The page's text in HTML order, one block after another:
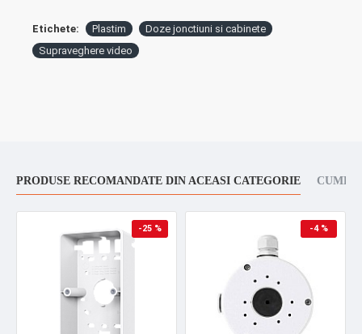
Etichete: Plastim
Doze jonctiuni si cabinete
Supraveghere video
PRODUSE RECOMANDATE DIN ACEASI CATEGORIE
-25 % -4 %